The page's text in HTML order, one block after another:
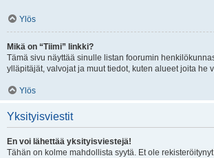
Ylös
Mikä on “Tiimi” linkki?
Tämä sivu näyttää sinulle listan foorumin
ylläpitäjät, valvojat ja muut tiedot, kuten alueet joita he
Ylös
Yksityisviestit
En voi lähettää yksityisviestejä!
Tähän on kolme mahdollista syytä. Et ole